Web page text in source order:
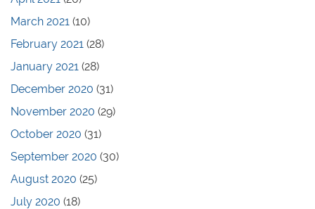
March 2021 (10)
February 2021 (28)
January 2021 (28)
December 2020 (31)
November 2020 (29)
October 2020 (31)
September 2020 (30)
August 2020 (25)
July 2020 (18)